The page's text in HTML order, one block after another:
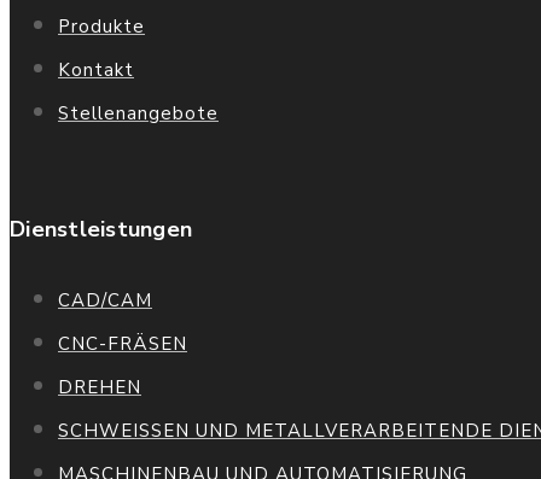
Produkte
Kontakt
Stellenangebote
Dienstleistungen
CAD/CAM
CNC-FRÄSEN
DREHEN
SCHWEISSEN UND METALLVERARBEITENDE